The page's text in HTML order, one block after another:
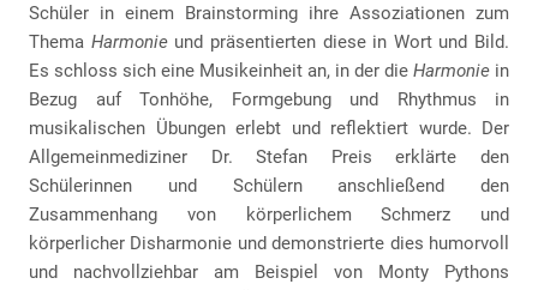
Schüler in einem Brainstorming ihre Assoziationen zum
Thema Harmonieund präsentierten diese in Wort und Bild.
Es schloss sich eine Musikeinheit an, in der die Harmonie in
Bezug auf Tonhöhe, Formgebung und Rhythmus in
musikalischen Übungen erlebt und reflektiert wurde. Der
Allgemeinmediziner Dr. Stefan Preis erklärte den
Schülerinnen und Schülern anschließend den
Zusammenhang von körperlichem Schmerz und
körperlicher Disharmonie und demonstrierte dies humorvoll
und nachvollziehbar am Beispiel von Monty Pythons